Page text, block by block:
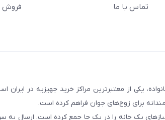
تماس با ما
فروش
و اعتماد بیش از ۵۰ هزار خانواده، یکی از معتبرترین مراکز خرید
برای زوج‌های جوان فراهم کرده است.
یک خانه را در یک جا جمع کرده است. ارسال به